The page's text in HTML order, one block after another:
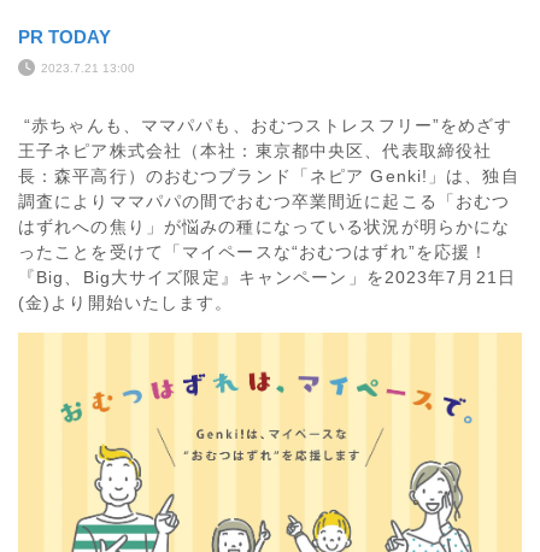
PR TODAY
2023.7.21 13:00
“赤ちゃんも、ママパパも、おむつストレスフリー”をめざす
王子ネピア株式会社（本社：東京都中央区、代表取締役社
長：森平高行）のおむつブランド「ネピア Genki!」は、独自
調査によりママパパの間でおむつ卒業間近に起こる「おむつ
はずれへの焦り」が悩みの種になっている状況が明らかにな
ったことを受けて「マイペースな“おむつはずれ”を応援！
『Big、Big大サイズ限定』キャンペーン」を2023年7月21日
(金)より開始いたします。